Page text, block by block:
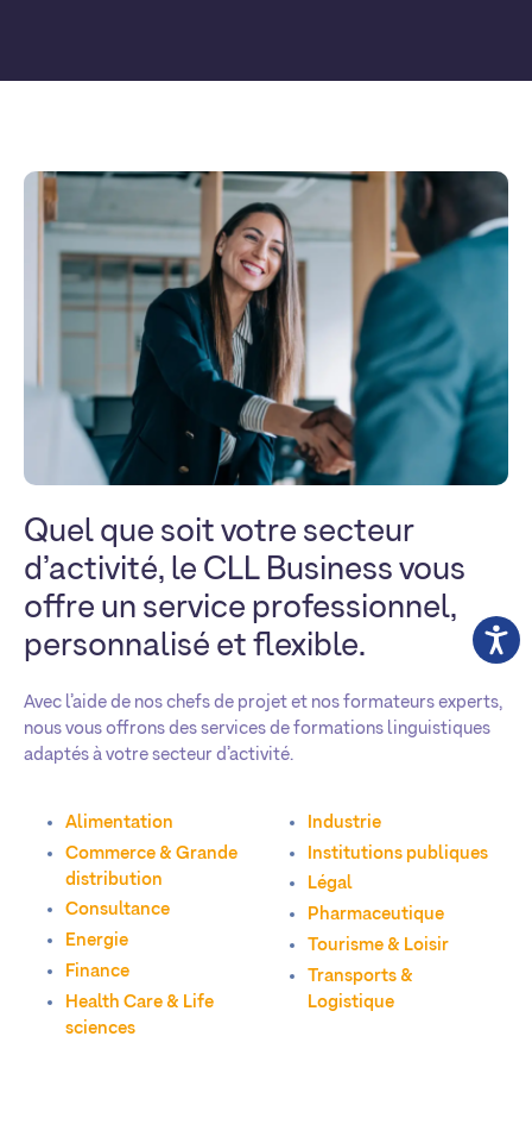
Quel que soit votre secteur
d’activité, le CLL Business vous
offre un service professionnel,
personnalisé et flexible.
Avec l’aide de nos chefs de projet et nos formateurs experts,
nous vous offrons des services de formations linguistiques
adaptés à votre secteur d’activité.
Alimentation
Commerce & Grande
distribution
Consultance
Energie
Finance
Health Care & Life
sciences
Industrie
Institutions publiques
Légal
Pharmaceutique
Tourisme & Loisir
Transports &
Logistique